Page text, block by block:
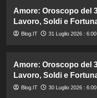
Amore: Oroscopo del
Lavoro, Soldi e
Blog.IT 31 Luglio 2026 : 6:00
Amore: Oroscopo del
Lavoro, Soldi e
Blog.IT 30 Luglio 2026 : 6:00